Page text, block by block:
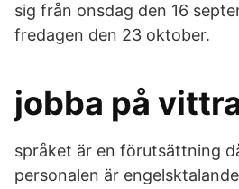
sig från onsdag den 16
fredagen den 23 oktober.
jobba på
språket är en förutsättning
personalen är